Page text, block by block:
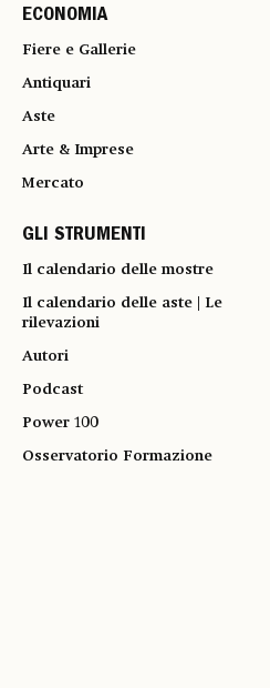
ECONOMIA
Fiere e Gallerie
Antiquari
Aste
Arte & Imprese
Mercato
GLI STRUMENTI
Il calendario delle mostre
Il calendario delle aste | Le
rilevazioni
Autori
Podcast
Power 100
Osservatorio Formazione